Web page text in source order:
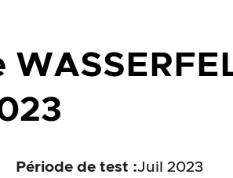
Période de test :Juil 2023